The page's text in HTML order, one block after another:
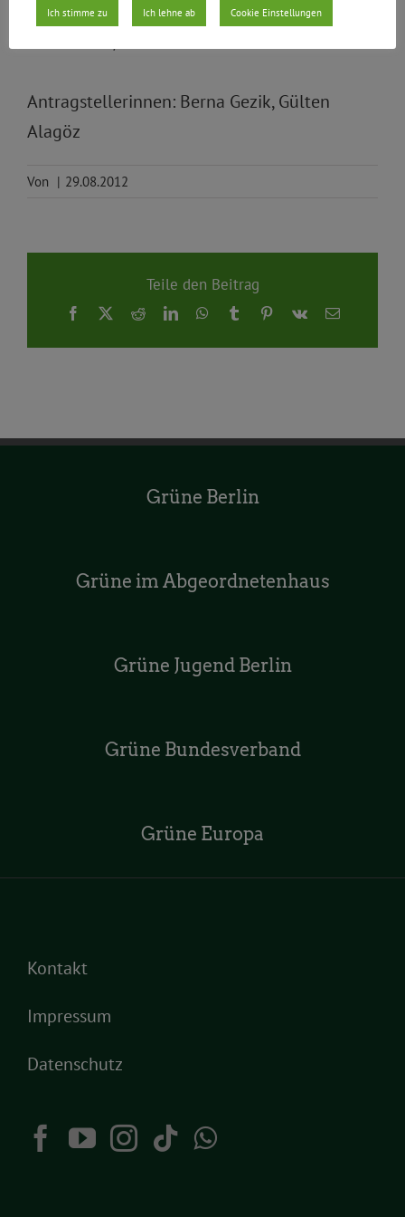
Antragstellerinnen: Berna Gezik, Gülten
Alagöz
Von | 29.08.2012
Teile den Beitrag
Facebook
X RedditLinkedInWhatsApp
TumblrPinterest
Vk
E-
Grüne Berlin
Grüne im Abgeordnetenhaus
Grüne Jugend Berlin
Grüne Bundesverband
Grüne Europa
Kontakt
Impressum
Datenschutz
Ich stimme zu Ich lehne ab Cookie Einstellungen